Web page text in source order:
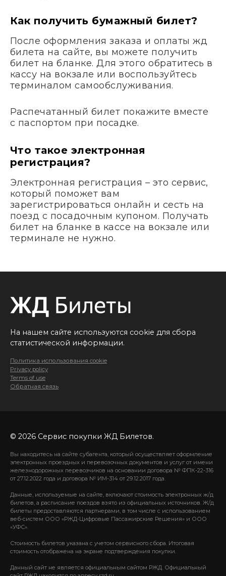
Как получить бумажный билет?
После оформления заказа и оплаты жд
билета на сайте, вы можете получить
билет на бланке. Для этого обратитесь в
кассу на вокзале или воспользуйтесь
терминалом самообслуживания.
Распечатанный билет покажите вместе
с паспортом при посадке.
Что такое электронная
регистрация?
Электронная регистрация – это сервис,
который поможет вам
зарегистрироваться онлайн и сесть на
поезд с посадочным купоном. Получать
билет на бланке в кассе на вокзале или
терминале не нужно.
На нашем сайте используются cookie для сбора
статистической информации.
Политика использования cookie
Privacy policy
Terms of use
Обратная связь
© 2026 Сервис покупки ЖД Билетов.
Вы находитесь на сайте субагента, который осуществляет оформление
электронных проездных и перевозочных документов и услуг от имени
железнодорожных перевозчиков на основании договора № ФПК-22-316
от 27.12.2022 года и договора № ИМ-314 от 29.12.2017 года.
Данные, используемые на сайте, включают стоимость электронных ж/д
билетов, а расписание поездов взято из официальных источников. Ж/д
билеты предоставляются партнерами, в том числе с использованием
веб-систем ООО «РЖД-Цифровые Пассажирские Решения» и ООО
«УФС».
Стоимость билетов указана с учетом сервисного сбора. Итоговая
стоимость отображена на экране подтверждения покупки.
Данный сайт не является официальным сайтом РЖД. Официальный